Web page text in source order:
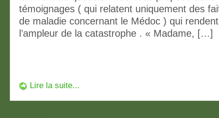
témoignages ( qui relatent uniquement des
de maladie concernant le Médoc ) qui
l’ampleur de la catastrophe . « Madame, […]
Lire la suite...